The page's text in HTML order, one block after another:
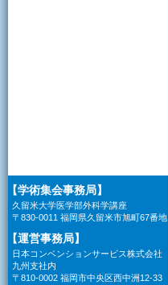
【学術集会事務局】
久留米大学医学部外科学講座
〒830-0011 福岡県久留米市旭町67番地
【運営事務局】
日本コンベンションサービス株式会社
九州支社内
〒810-0002 福岡市中央区西中洲12-33